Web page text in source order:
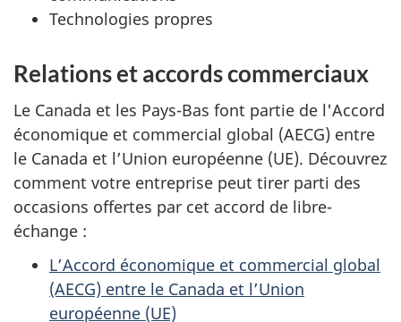
Technologies propres
Relations et accords commerciaux
Le Canada et les Pays-Bas font partie de l'Accord
économique et commercial global (AECG) entre
le Canada et l’Union européenne (UE). Découvrez
comment votre entreprise peut tirer parti des
occasions offertes par cet accord de libre-
échange :
L’Accord économique et commercial global
(AECG) entre le Canada et l’Union
européenne (UE)